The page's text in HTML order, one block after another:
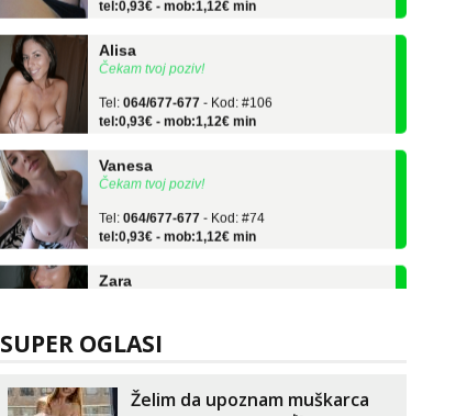
Čekam tvoj poziv!
Tel:064/677-677- Kod: #106
tel:0,93€ - mob:1,12€ min
Čekam tvoj poziv!
Tel:064/677-677- Kod: #74
tel:0,93€ - mob:1,12€ min
Čekam tvoj poziv!
Čekam tvoj poziv!
SUPER OGLASI
Želim da upoznam muškarca